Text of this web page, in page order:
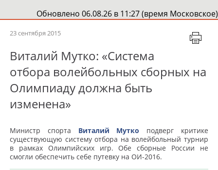
Обновлено 06.08.26 в 11:27 (время Московское)
23 сентября 2015
Виталий Мутко: «Система
отбора волейбольных сборных на
Олимпиаду должна быть
изменена»
Министр спорта Виталий Мутко подверг критике
существующую систему отбора на волейбольный турнир
в рамках Олимпийских игр. Обе сборные России не
смогли обеспечить себе путевку на ОИ-2016.